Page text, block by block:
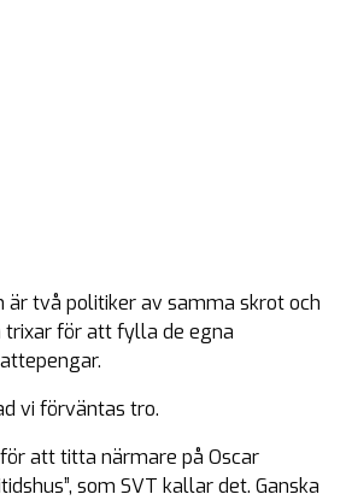
är två politiker av samma skrot och
trixar för att fylla de egna
vi förväntas tro.
att titta närmare på Oscar
som SVT kallar det. Ganska